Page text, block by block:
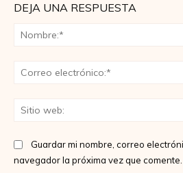
DEJA UNA RESPUESTA
Guardar mi nombre, correo
navegador la próxima vez que comente.